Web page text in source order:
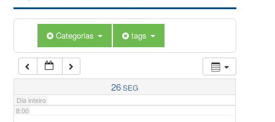
Categorias tags
26SEG
Dia inteiro
7:00
8:00